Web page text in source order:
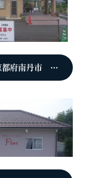
防災瓦（平板） 京都府南丹市 デイサービスセンターあおぞら